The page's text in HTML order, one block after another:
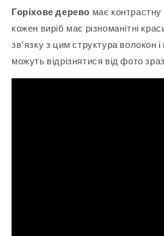
Горіхове дерево має контрастну
кожен виріб має різноманітні
зв'язку з цим структура волокон і
можуть відрізнятися від фото